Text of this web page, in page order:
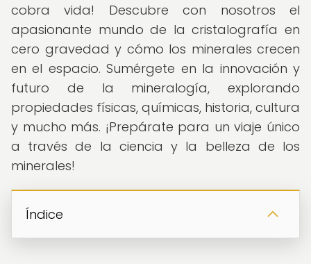
cobra vida! Descubre con nosotros el
apasionante mundo de la cristalografía en
cero gravedad y cómo los minerales crecen
en el espacio. Sumérgete en la innovación y
futuro de la mineralogía, explorando
propiedades físicas, químicas, historia, cultura
y mucho más. ¡Prepárate para un viaje único
a través de la ciencia y la belleza de los
minerales!
Índice